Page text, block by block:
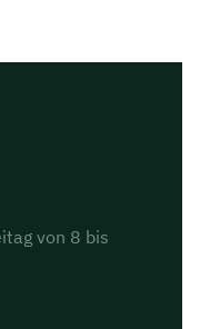
von 8 bis